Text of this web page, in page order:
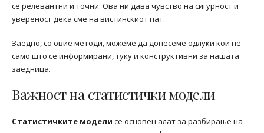
се релевантни и точни. Ова ни дава чувство на сигурност и
увереност дека сме на вистинскиот пат.
Заедно, со овие методи, можеме да донесеме одлуки кои не
само што се информирани, туку и конструктивни за нашата
заедница.
Важност на статистички модели
Статистичките модели се основен алат за разбирање на